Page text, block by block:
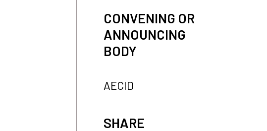
CONVENING OR
ANNOUNCING
BODY
AECID
SHARE